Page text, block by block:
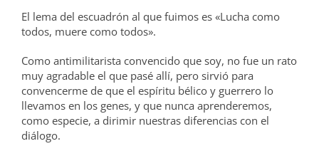
El lema del escuadrón al que fuimos es «Lucha como
todos, muere como todos».
Como antimilitarista convencido que soy, no fue un rato
muy agradable el que pasé allí, pero sirvió para
convencerme de que el espíritu bélico y guerrero lo
llevamos en los genes, y que nunca aprenderemos,
como especie, a dirimir nuestras diferencias con el
diálogo.